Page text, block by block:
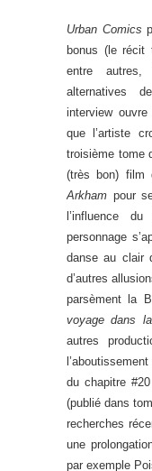
Urban Comics
bonus (le récit
entre autres,
alternatives
interview
que l’artiste
troisième tome
(très bon) film
Arkham pour
l’influence du
personnage
danse au clair
d’autres
parsèment la
voyage dans
autres
du chapitre
(publié dans
recherches
une
par exemple